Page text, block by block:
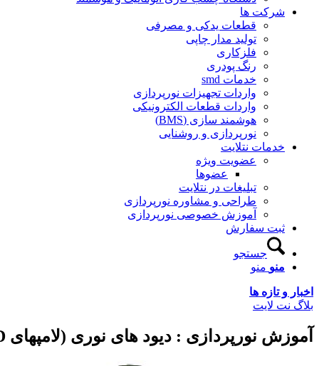
شرکت ها
قطعات یدکی و مصرفی
تولید مدار چاپی
فلزکاری
رنگ پودری
خدمات smd
واردات تجهیزات نورپردازی
واردات قطعات الکترونیکی
هوشمند سازی (BMS)
نورپردازی و روشنایی
خدمات نتلایت
عضویت ویژه
عضوها
تبلیغات در نتلایت
طراحی و مشاوره نورپردازی
آموزش خصوصی نورپردازی
ثبت سفارش
جستجو
منو منو
اخبار و تازه ها
بلاگ نت لایت
آموزش نورپردازی : دیود های نوری (لامپهای LED)